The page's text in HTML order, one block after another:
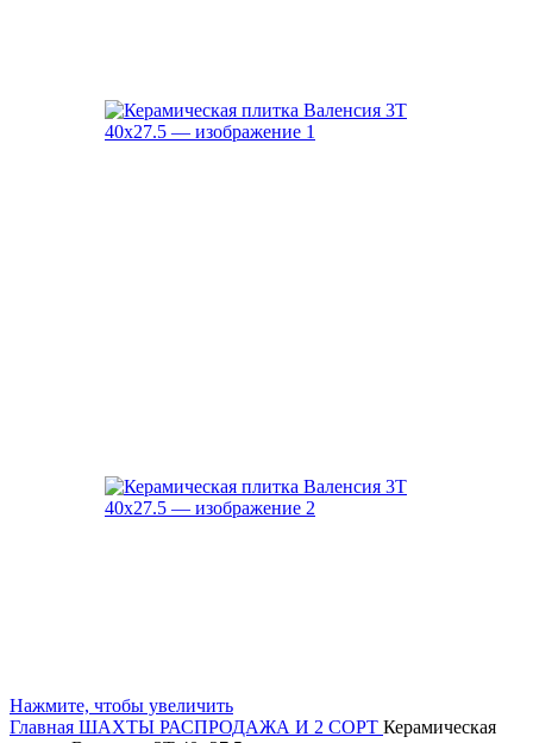
Нажмите, чтобы увеличить
Главная ШАХТЫ РАСПРОДАЖА И 2 СОРТ Керамическая